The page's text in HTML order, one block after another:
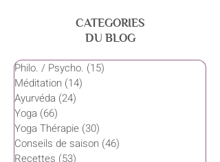
CATEGORIES
DU BLOG
Philo. / Psycho. (15)
Méditation (14)
Ayurvéda (24)
Yoga (66)
Yoga Thérapie (30)
Conseils de saison (46)
Recettes (53)